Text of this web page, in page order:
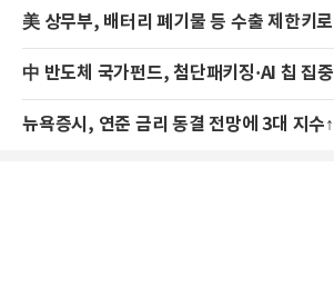
美 상무부, 배터리 폐기물 등 수출 제한키로
中 반도체 국가펀드, 첨단패키징·AI 칩 집중
뉴욕증시, 연준 금리 동결 전망에 3대 지수↑